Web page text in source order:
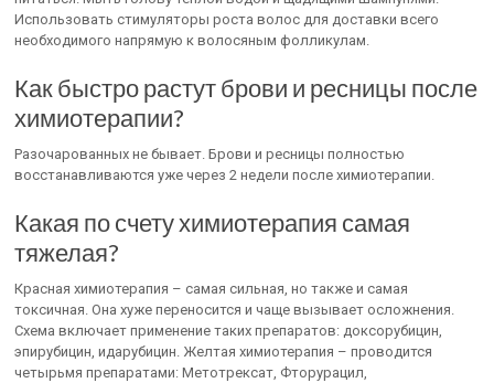
Использовать стимуляторы роста волос для доставки всего
необходимого напрямую к волосяным фолликулам.
Как быстро растут брови и ресницы после
химиотерапии?
Разочарованных не бывает. Брови и ресницы полностью
восстанавливаются уже через 2 недели после химиотерапии.
Какая по счету химиотерапия самая
тяжелая?
Красная химиотерапия – самая сильная, но также и самая
токсичная. Она хуже переносится и чаще вызывает осложнения.
Схема включает применение таких препаратов: доксорубицин,
эпирубицин, идарубицин. Желтая химиотерапия – проводится
четырьмя препаратами: Метотрексат, Фторурацил,